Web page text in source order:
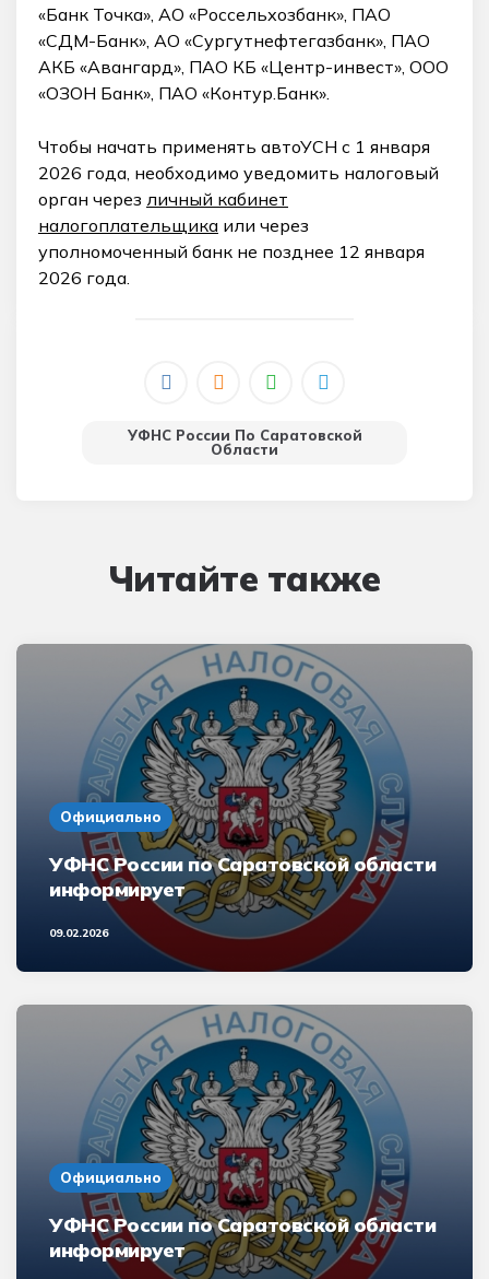
«Банк Точка», АО «Россельхозбанк», ПАО
«СДМ-Банк», АО «Сургутнефтегазбанк», ПАО
АКБ «Авангард», ПАО КБ «Центр-инвест», ООО
«ОЗОН Банк», ПАО «Контур.Банк».
Чтобы начать применять автоУСН с 1 января
2026 года, необходимо уведомить налоговый
орган через личный кабинет
налогоплательщика или через
уполномоченный банк не позднее 12 января
2026 года.
УФНС России По Саратовской
Области
Читайте также
Официально
УФНС России по Саратовской области
информирует
09.02.2026
Официально
УФНС России по Саратовской области
информирует